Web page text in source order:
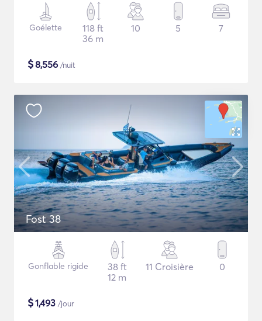
Goélette
118 ft
36 m
10 5 7
$8,556 /nuit
Fost 38
Gonflable rigide
38 ft
12 m
11 Croisière 0
$1,493 /jour